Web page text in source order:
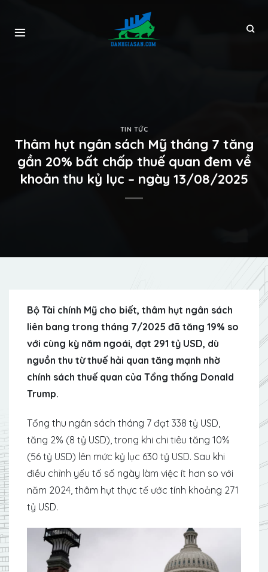
TIN TỨC
Thâm hụt ngân sách Mỹ tháng 7 tăng
gần 20% bất chấp thuế quan đem về
khoản thu kỷ lục – ngày 13/08/2025
Bộ Tài chính Mỹ cho biết, thâm hụt ngân sách
liên bang trong tháng 7/2025 đã tăng 19% so
với cùng kỳ năm ngoái, đạt 291 tỷ USD, dù
nguồn thu từ thuế hải quan tăng mạnh nhờ
chính sách thuế quan của Tổng thống Donald
Trump.
Tổng thu ngân sách tháng 7 đạt 338 tỷ USD,
tăng 2% (8 tỷ USD), trong khi chi tiêu tăng 10%
(56 tỷ USD) lên mức kỷ lục 630 tỷ USD. Sau khi
điều chỉnh yếu tố số ngày làm việc ít hơn so với
năm 2024, thâm hụt thực tế ước tính khoảng 271
tỷ USD.